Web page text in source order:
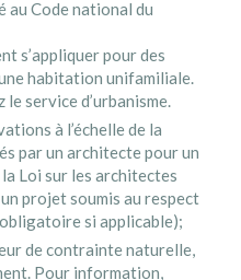
Code national du
s’appliquer pour des
habitation unifamiliale.
service d’urbanisme.
à l’échelle de la
par un architecte pour un
Loi sur les architectes
projet soumis au respect
si applicable);
de contrainte naturelle,
Pour information,